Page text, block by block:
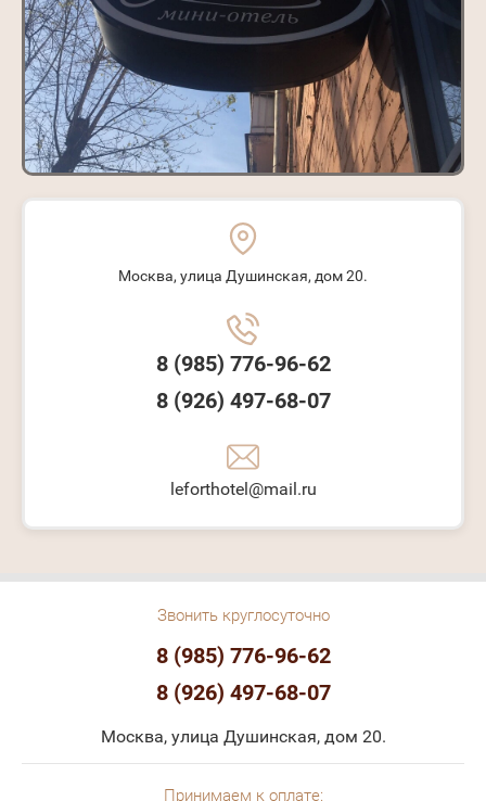
Москва, улица Душинская, дом 20.
8 (985) 776-96-62
8 (926) 497-68-07
leforthotel@mail.ru
Звонить круглосуточно
8 (985) 776-96-62
8 (926) 497-68-07
Москва, улица Душинская, дом 20.
Принимаем к оплате: